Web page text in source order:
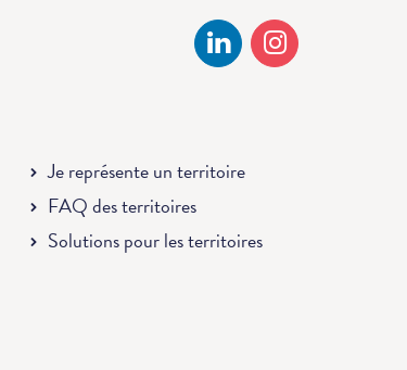
Je représente un territoire
FAQ des territoires
Solutions pour les territoires